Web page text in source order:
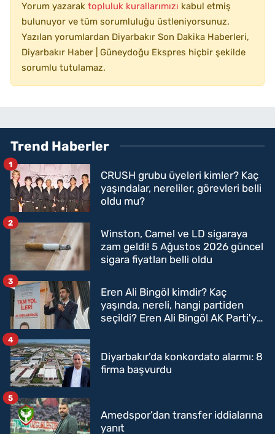
Yorum yazarak topluluk kurallarımızı kabul etmiş
bulunuyor ve tüm sorumluluğu üstleniyorsunuz.
Yazılan yorumlardan Diyarbakır Son Dakika Haberleri,
Diyarbakır Haber | Güneydoğu Ekspres hiçbir şekilde
sorumlu tutulamaz.
Trend Haberler
CRUSH grubu üyeleri kimler? Kaç
yaşındalar, nereliler, görevleri belli
oldu mu?
1
Winston, Camel ve LD sigaraya
zam geldi! 5 Ağustos 2026 güncel
sigara fiyatları belli oldu
2
Eren Ali Bingöl kimdir? Kaç
yaşında, nereli, hangi partiden
seçildi? Eren Ali Bingöl AK Parti'ye
3
Diyarbakır'da konkordato alarmı: 8
firma başvurdu
4
Amedspor’dan transfer iddialarına
yanıt
5